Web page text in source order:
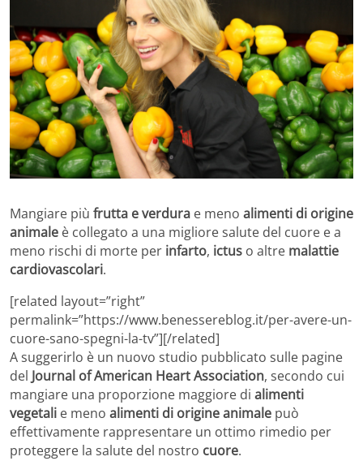
Mangiare più frutta e verdura e meno alimenti di origine
animale è collegato a una migliore salute del cuore e a
meno rischi di morte per infarto, ictus o altre malattie
cardiovascolari.
[related layout=”right”
permalink=”https://www.benessereblog.it/per-avere-un-
cuore-sano-spegni-la-tv”][/related]
A suggerirlo è un nuovo studio pubblicato sulle pagine
del Journal of American Heart Association, secondo cui
mangiare una proporzione maggiore di alimenti
vegetali e meno alimenti di origine animale può
effettivamente rappresentare un ottimo rimedio per
proteggere la salute del nostro cuore.